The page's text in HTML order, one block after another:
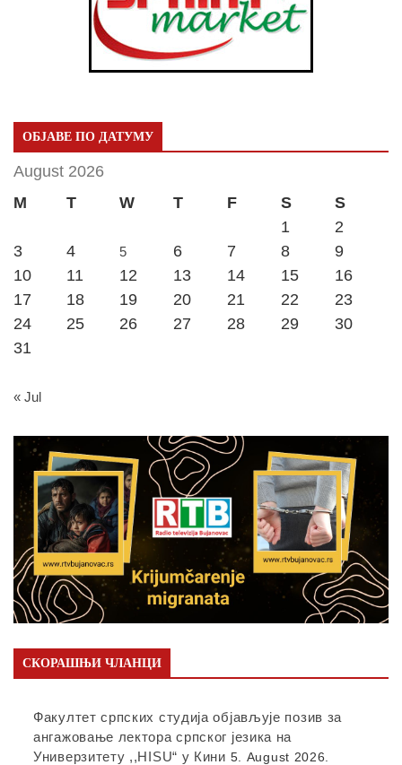
ОБЈАВЕ ПО ДАТУМУ
August 2026
M
T W T F S
S
1
2
3
4 5 6 7 8
9
10
11 12 13 14 15
16
17
18 19 20 21 22
23
24
25 26 27 28 29
30
31
« Jul
СКОРАШЊИ ЧЛАНЦИ
Факултет српских студија објављује позив за
ангажовање лектора српског језика на
Универзитету ,,HISU“ у Кини 5. August 2026.